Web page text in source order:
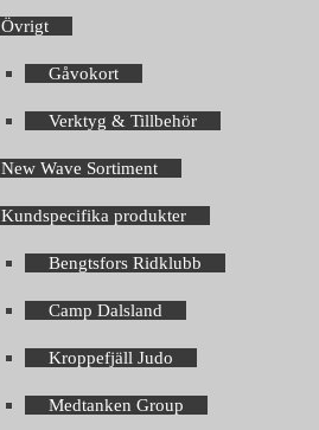
Övrigt
Gåvokort
Verktyg & Tillbehör
New Wave Sortiment
Kundspecifika produkter
Bengtsfors Ridklubb
Camp Dalsland
Kroppefjäll Judo
Medtanken Group